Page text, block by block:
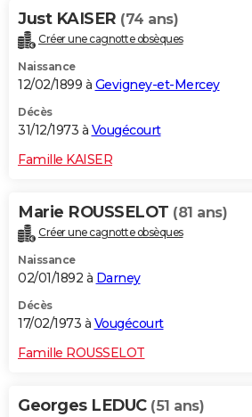
Just KAISER (74 ans)
Créer une cagnotte obsèques
Naissance
12/02/1899 à Gevigney-et-Mercey
Décès
31/12/1973 à Vougécourt
Famille KAISER
Marie ROUSSELOT (81 ans)
Créer une cagnotte obsèques
Naissance
02/01/1892 à Darney
Décès
17/02/1973 à Vougécourt
Famille ROUSSELOT
Georges LEDUC (51 ans)